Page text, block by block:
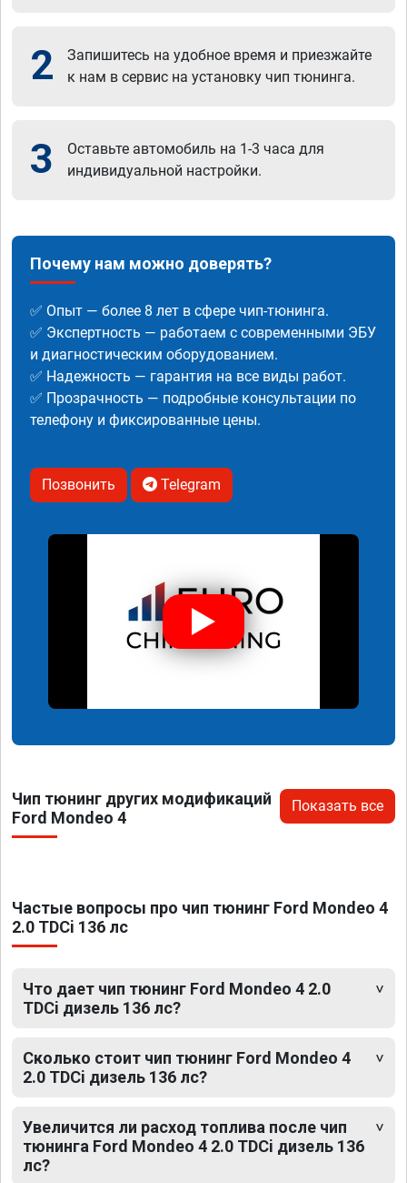
2
Запишитесь на удобное время и приезжайте
к нам в сервис на установку чип тюнинга.
3
Оставьте автомобиль на 1-3 часа для
индивидуальной настройки.
Почему нам можно доверять?
✅ Опыт — более 8 лет в сфере чип-тюнинга.
✅ Экспертность — работаем с современными ЭБУ
и диагностическим оборудованием.
✅ Надежность — гарантия на все виды работ.
✅ Прозрачность — подробные консультации по
телефону и фиксированные цены.
Позвонить Telegram
Чип тюнинг других модификаций
Ford Mondeo 4
Показать все
Частые вопросы про чип тюнинг Ford Mondeo 4
2.0 TDCi 136 лс
Что дает чип тюнинг Ford Mondeo 4 2.0
TDCi дизель 136 лс?
Сколько стоит чип тюнинг Ford Mondeo 4
2.0 TDCi дизель 136 лс?
Увеличится ли расход топлива после чип
тюнинга Ford Mondeo 4 2.0 TDCi дизель 136
лс?